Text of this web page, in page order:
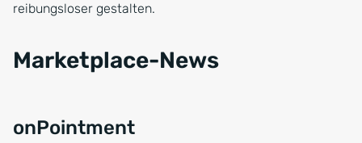
reibungsloser gestalten.
Marketplace-News
onPointment